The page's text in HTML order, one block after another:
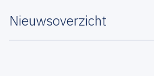
Nieuwsoverzicht